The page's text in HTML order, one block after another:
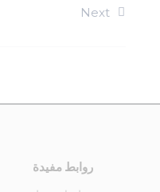
Next
روابط مفيدة